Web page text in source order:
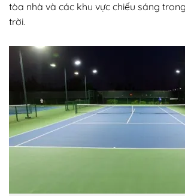
tòa nhà và các khu vực chiếu sáng
trời.